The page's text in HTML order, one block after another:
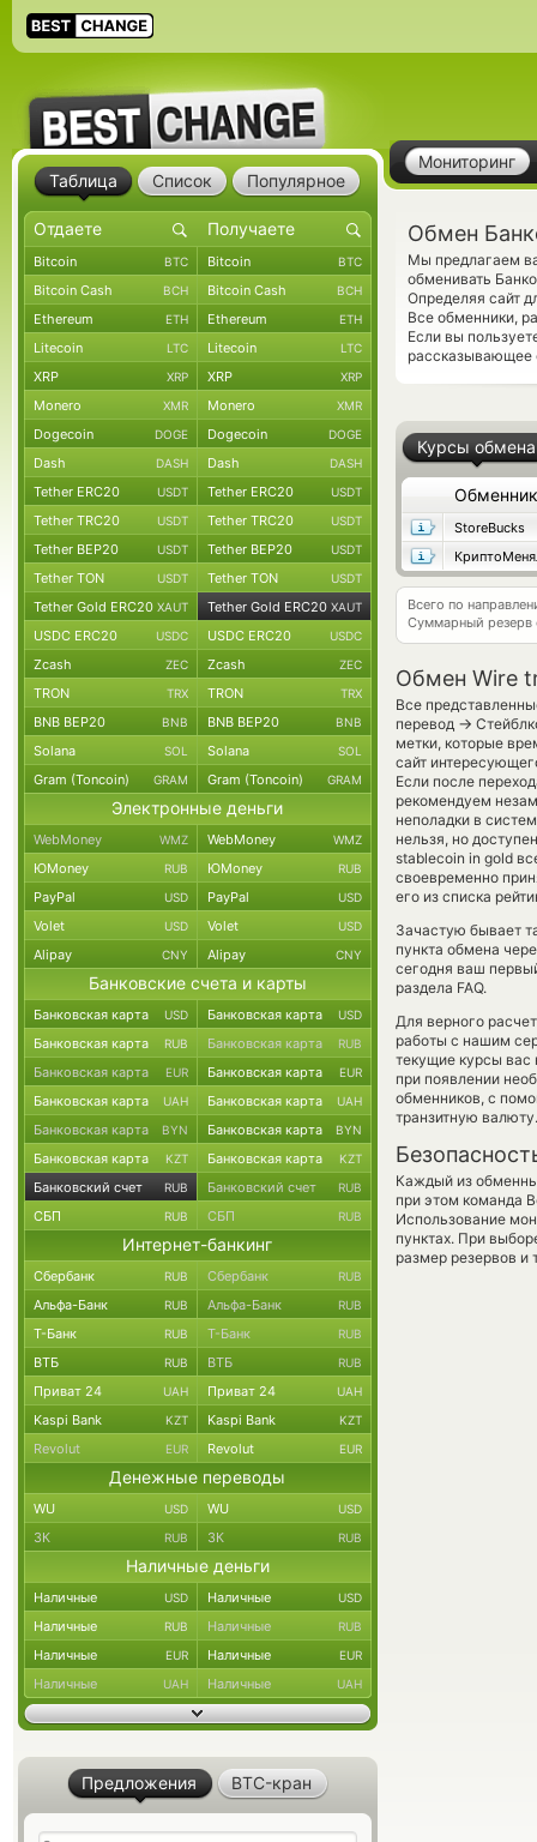
Мониторинг
Обмен
Мы предлагаем
обменивать
Определяя сайт
Все обменники,
Если вы
рассказывающее
Курсы обмена
Обменник
StoreBucks
Всего по
Суммарный резерв
Обмен Wire
Все
перевод →
метки, которые
сайт
Если после
рекомендуем
неполадки в
нельзя, но
stablecoin in gold
своевременно
его из списка
Зачастую бывает
пункта обмена
сегодня ваш
раздела FAQ.
Для верного
работы с нашим
текущие курсы вас
при появлении
обменников, с
транзитную валюту.
Каждый из
при этом команда
Использование
пунктах. При
размер резервов и
Таблица Список Популярное
Bitcoin BTC Bitcoin BTC
Bitcoin Cash BCH Bitcoin Cash BCH
Ethereum ETH Ethereum ETH
Litecoin LTC Litecoin LTC
XRP XRP XRP XRP
Monero XMR Monero XMR
Dogecoin DOGE Dogecoin DOGE
Dash DASH Dash DASH
Tether ERC20 USDT Tether ERC20 USDT
Tether TRC20 USDT Tether TRC20 USDT
Tether BEP20 USDT Tether BEP20 USDT
Tether TON USDT Tether TON USDT
Tether Gold ERC20 XAUT Tether Gold ERC20 XAUT
USDC ERC20 USDC USDC ERC20 USDC
Zcash ZEC Zcash ZEC
TRON TRX TRON TRX
BNB BEP20 BNB BNB BEP20 BNB
Solana SOL Solana SOL
Gram (Toncoin) GRAM Gram (Toncoin) GRAM
Электронные деньги
WebMoney WMZ WebMoney WMZ
ЮMoney RUB ЮMoney RUB
PayPal USD PayPal USD
Volet USD Volet USD
Alipay CNY Alipay CNY
Банковские счета и карты
Банковская карта USD Банковская карта USD
Банковская карта RUB Банковская карта RUB
Банковская карта EUR Банковская карта EUR
Банковская карта UAH Банковская карта UAH
Банковская карта BYN Банковская карта BYN
Банковская карта KZT Банковская карта KZT
Банковский счет RUB Банковский счет RUB
СБП RUB СБП RUB
Интернет-банкинг
Сбербанк RUB Сбербанк RUB
Альфа-Банк RUB Альфа-Банк RUB
Т-Банк RUB Т-Банк RUB
ВТБ RUB ВТБ RUB
Приват 24 UAH Приват 24 UAH
Kaspi Bank KZT Kaspi Bank KZT
Revolut EUR Revolut EUR
Денежные переводы
WU USD WU USD
ЗК RUB ЗК RUB
Наличные деньги
Наличные USD Наличные USD
Наличные RUB Наличные RUB
Наличные EUR Наличные EUR
Наличные UAH Наличные UAH
Предложения BTC-кран